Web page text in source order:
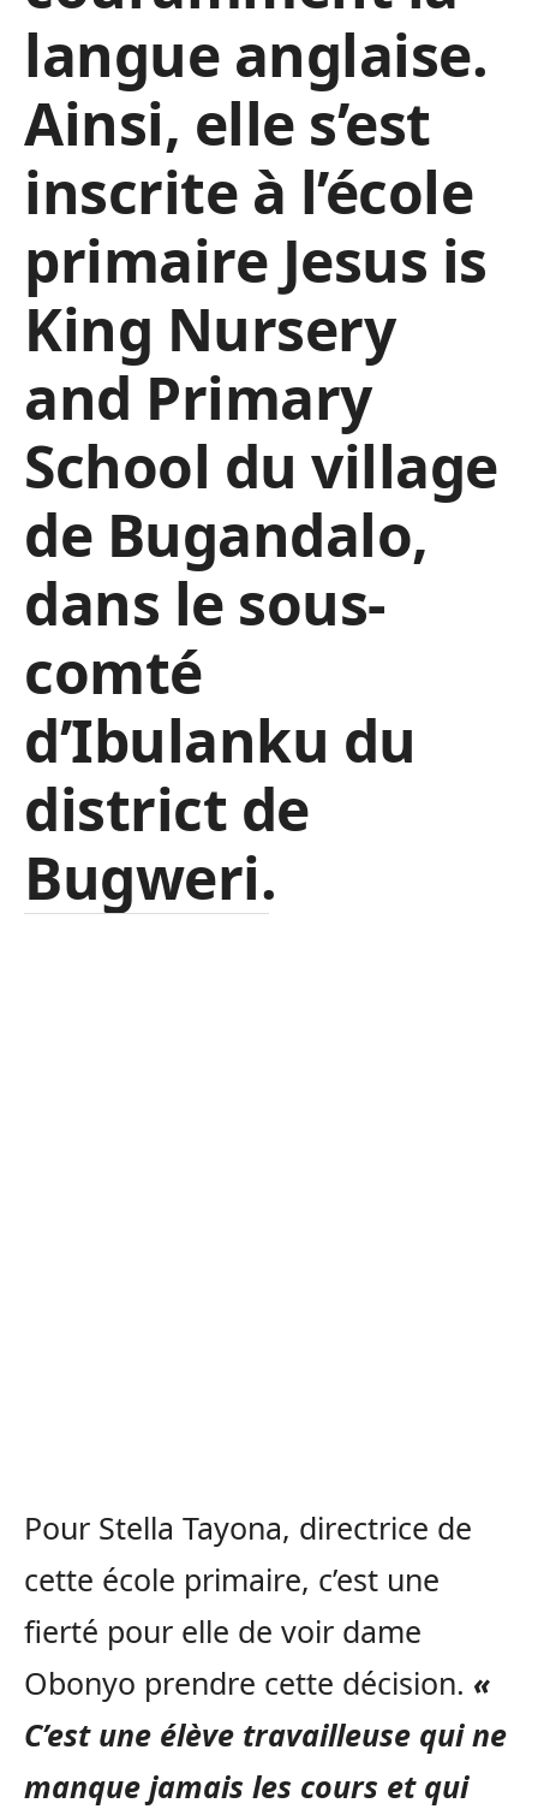
langue anglaise.
Ainsi, elle s’est
inscrite à l’école
primaire Jesus is
King Nursery
and Primary
School du village
de Bugandalo,
dans le sous-
comté
d’Ibulanku du
district de
Bugweri.
Pour Stella Tayona, directrice de
cette école primaire, c’est une
fierté pour elle de voir dame
Obonyo prendre cette décision. «
C’est une élève travailleuse qui ne
manque jamais les cours et qui